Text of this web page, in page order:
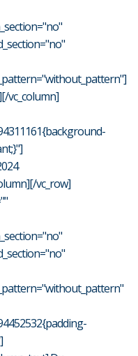
vc_column]
vc_row]